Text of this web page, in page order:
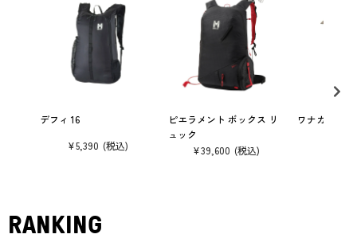
デフィ 16
¥5,390
ピエラメント ボックス リ
ュック
¥39,600
ワナカ ハッ
RANKING